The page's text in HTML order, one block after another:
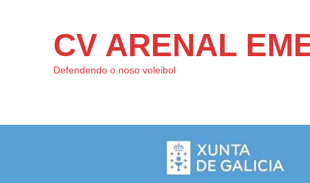
CV ARENAL
Defendendo o noso voleibol